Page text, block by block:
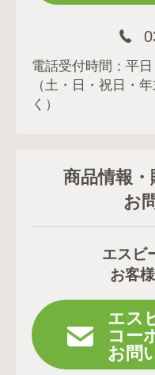
電話受付時間：平
（土・日・祝日・
く）
商品情報
お
エスビ
お客
エス
コー
お問